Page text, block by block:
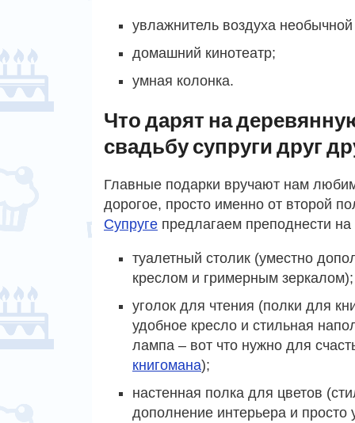
увлажнитель воздуха
домашний кинотеатр;
умная колонка.
Что дарят на
свадьбу супруги друг
Главные подарки вручают нам
дорогое, просто именно от второй
Супруге предлагаем преподнести
туалетный столик (уместно
креслом и гримерным зеркалом);
уголок для чтения (полки для
удобное кресло и стильная
лампа – вот что нужно для
книгомана);
настенная полка для цветов
дополнение интерьера и просто